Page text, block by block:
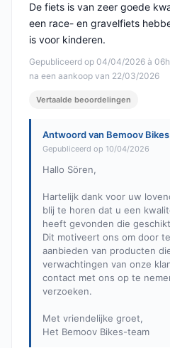
Gepubliceerd op 04/04/2026 à
na een aankoop van 22/03/2026
De fiets is van zeer goede
een race- en gravelfiets
is voor kinderen.
Vertaalde beoordelingen
Antwoord van Bemoov Bikes
Gepubliceerd op 10/04/2026
Hallo Sören,
Hartelijk dank voor uw
blij te horen dat u een
heeft gevonden die
Dit motiveert ons om door
aanbieden van producten
verwachtingen van onze
contact met ons op te
verzoeken.
Met vriendelijke groet,
Het Bemoov Bikes-team